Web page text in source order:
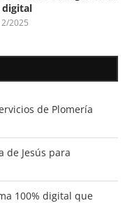
digital
2025
de Plomería
de Jesús para
100% digital que